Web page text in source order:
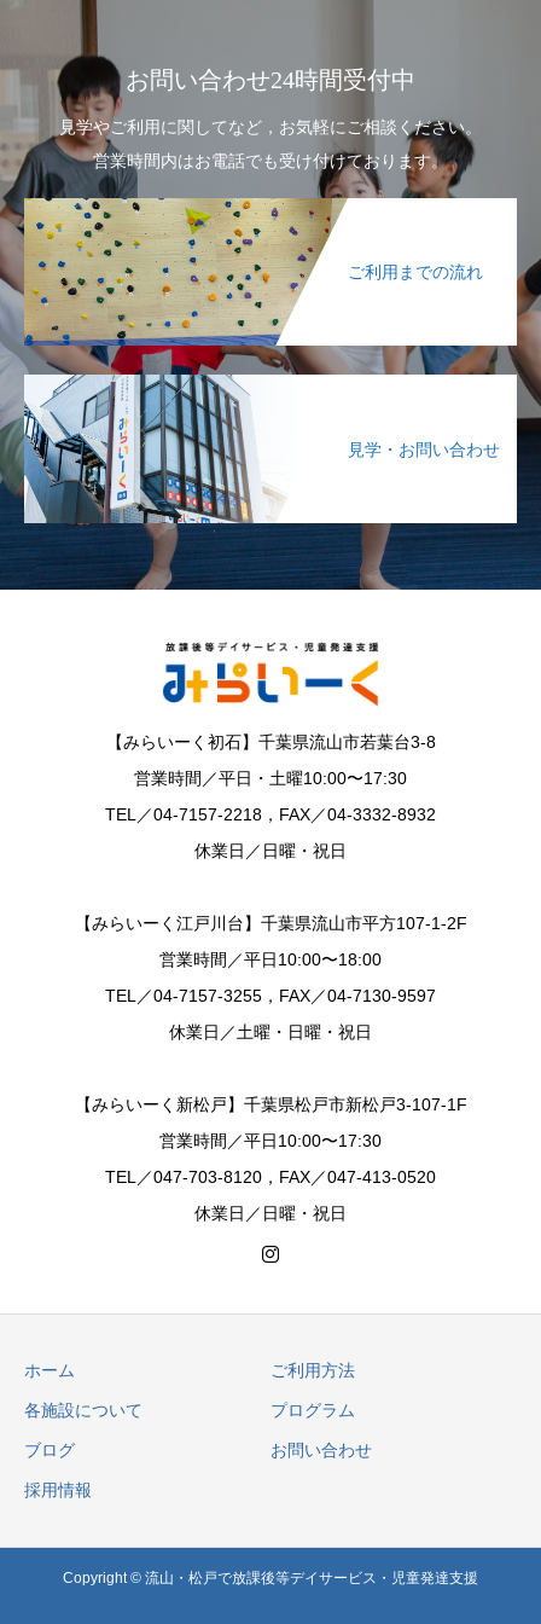
お問い合わせ24時間受付中
見学やご利用に関してなど，お気軽にご相談ください。
営業時間内はお電話でも受け付けております。
ご利用までの流れ
見学・お問い合わせ
【みらいーく初石】千葉県流山市若葉台3-8
営業時間／平日・土曜10:00〜17:30
TEL／04-7157-2218，FAX／04-3332-8932
休業日／日曜・祝日
【みらいーく江戸川台】千葉県流山市平方107-1-2F
営業時間／平日10:00〜18:00
TEL／04-7157-3255，FAX／04-7130-9597
休業日／土曜・日曜・祝日
【みらいーく新松戸】千葉県松戸市新松戸3-107-1F
営業時間／平日10:00〜17:30
TEL／047-703-8120，FAX／047-413-0520
休業日／日曜・祝日
ホーム ご利用方法
各施設について プログラム
ブログ お問い合わせ
採用情報
Copyright © 流山・松戸で放課後等デイサービス・児童発達支援